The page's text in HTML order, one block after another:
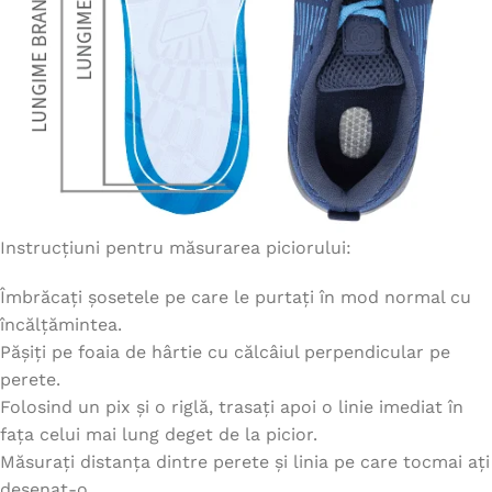
Instrucțiuni pentru măsurarea piciorului:
Îmbrăcați șosetele pe care le purtați în mod normal cu
încălțămintea.
Pășiți pe foaia de hârtie cu călcâiul perpendicular pe
perete.
Folosind un pix și o riglă, trasați apoi o linie imediat în
fața celui mai lung deget de la picior.
Măsurați distanța dintre perete și linia pe care tocmai ați